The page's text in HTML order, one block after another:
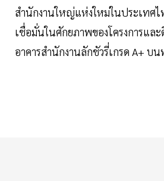
สำนักงานใหญ่แห่งใหม่ในประเทศไ
เชื่อมั่นในศักยภาพของโครงการแล
อาคารสำนักงานลักชัวรี่เกรด A+ บน